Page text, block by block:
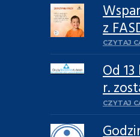
z
CZYTAJ
Od
r.
CZYTAJ